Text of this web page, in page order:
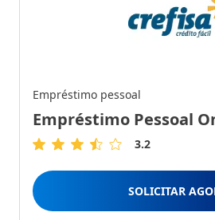
Empréstimo pessoal
Empréstimo Pessoal
3.2
5
Estrelas
3.2
SOLICITAR